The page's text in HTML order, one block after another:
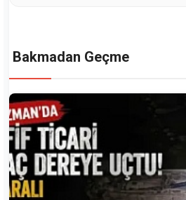
Bakmadan Geçme